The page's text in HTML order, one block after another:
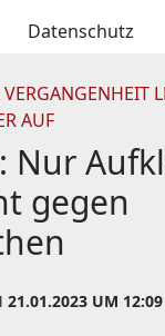
Datenschutz
AUF
Nur
gegen
21.01.2023 UM